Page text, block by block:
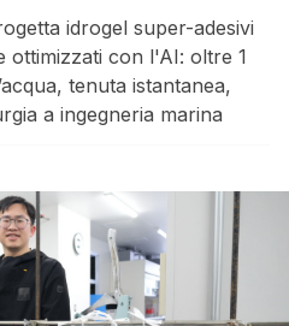
idrogel super-adesivi
ottimizzati con l'AI: oltre 1
tenuta istantanea,
a ingegneria marina